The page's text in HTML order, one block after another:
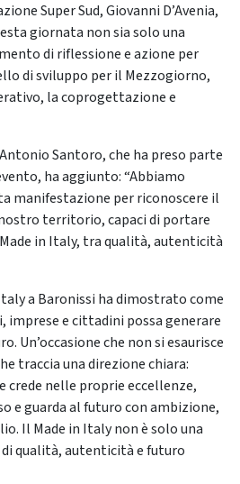
Super Sud, Giovanni D’Avenia,
giornata non sia solo una
di riflessione e azione per
di sviluppo per il Mezzogiorno,
la coprogettazione e
Santoro, che ha preso parte
ha aggiunto: “Abbiamo
manifestazione per riconoscere il
territorio, capaci di portare
in Italy, tra qualità, autenticità
a Baronissi ha dimostrato come
e cittadini possa generare
Un’occasione che non si esaurisce
traccia una direzione chiara:
crede nelle proprie eccellenze,
e guarda al futuro con ambizione,
Il Made in Italy non è solo una
qualità, autenticità e futuro